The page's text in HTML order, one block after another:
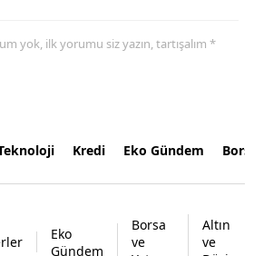
yok, ilk yorumu siz yazın, tartışalım *
Kredi Eko Gündem
Eko
Gündem
Borsa
ve
Altın
ve